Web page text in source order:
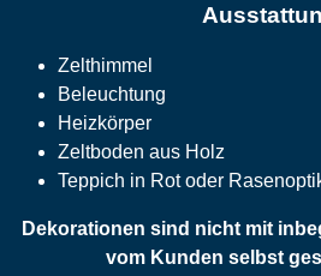
Zelthimmel
Beleuchtung
Heizkörper
Zeltboden aus Holz
Teppich in Rot oder
Dekorationen sind nicht mit
vom Kunden selbst